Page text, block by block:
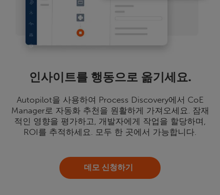
인사이트를 행동으로 옮기세요.
Autopilot을 사용하여 Process Discovery에서 CoE
Manager로 자동화 추천을 원활하게 가져오세요. 잠재
적인 영향을 평가하고, 개발자에게 작업을 할당하며,
ROI를 추적하세요. 모두 한 곳에서 가능합니다.
데모 신청하기